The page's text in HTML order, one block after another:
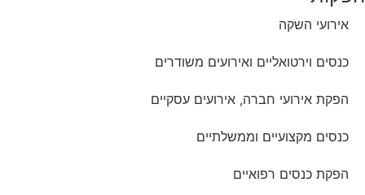
אירועי השקה
כנסים וירטואליים ואירועים משודרים
הפקת אירועי חברה, אירועים עסקיים
כנסים מקצועיים וממשלתיים
הפקת כנסים רפואיים